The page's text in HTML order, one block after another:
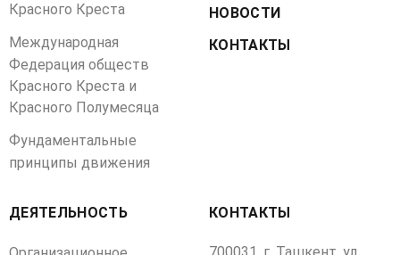
Красного Креста
Международная
Федерация обществ
Красного Креста и
Красного Полумесяца
Фундаментальные
принципы движения
НОВОСТИ
КОНТАКТЫ
ДЕЯТЕЛЬНОСТЬ КОНТАКТЫ